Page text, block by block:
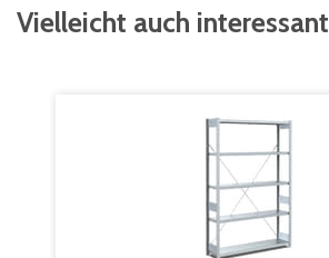
Vielleicht auch interessant